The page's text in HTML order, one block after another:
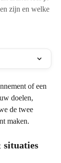
zijn en welke
of een
doelen,
de twee
maken.
situaties